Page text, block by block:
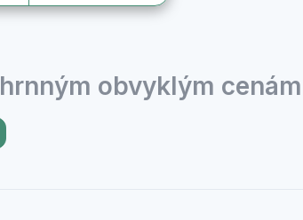
obvyklým cenám